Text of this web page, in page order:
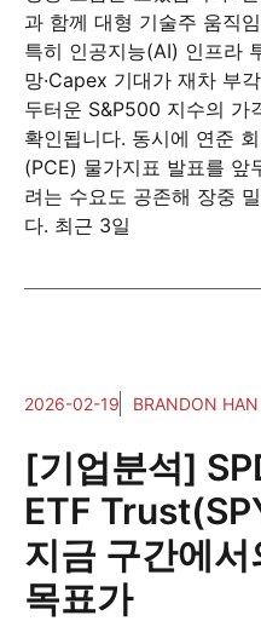
과 함께 대형 기술주 움직
특히 인공지능(AI) 인프라
망·Capex 기대가 재차 부
두터운 S&P500 지수의 가
확인됩니다. 동시에 연준
(PCE) 물가지표 발표를 앞
려는 수요도 공존해 장중
다. 최근 3일
2026-02-19 BRANDON HAN
[기업분석]
ETF
지금 구간에
목표가